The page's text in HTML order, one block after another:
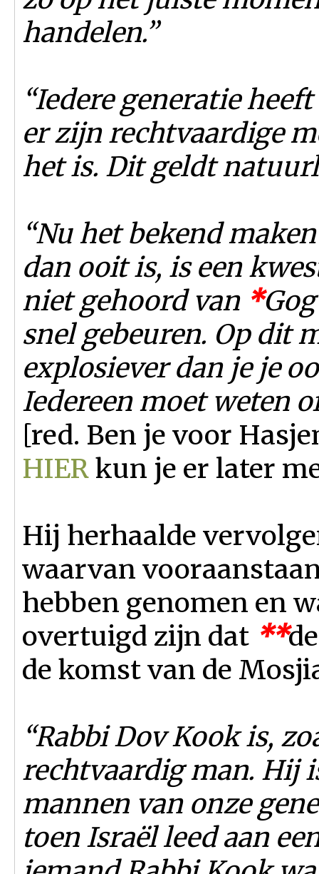
handelen.”
“Iedere generatie
er zijn rechtvaardige
het is. Dit geldt
“Nu het bekend
dan ooit is, is een
niet gehoord van *
snel gebeuren. Op dit
explosiever dan je je
Iedereen moet weten
[red. Ben je voor
HIERkun je er later
Hij herhaalde
waarvan
hebben genomen en
overtuigd zijn dat **
de komst van de
“Rabbi Dov Kook is,
rechtvaardig man. Hij
mannen van onze
toen Israël leed aan